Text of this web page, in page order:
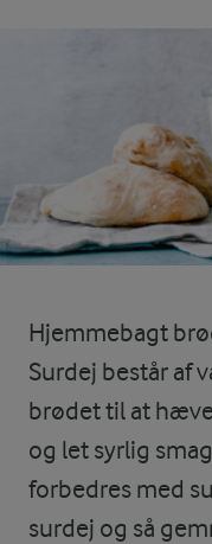
Hjemmebagt
Surdej består af
brødet til at
og let syrlig
forbedres med
surdej og så